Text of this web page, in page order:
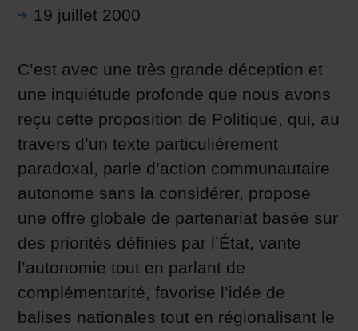
19 juillet 2000
C’est avec une très grande déception et
une inquiétude profonde que nous avons
reçu cette proposition de Politique, qui, au
travers d’un texte particulièrement
paradoxal, parle d’action communautaire
autonome sans la considérer, propose
une offre globale de partenariat basée sur
des priorités définies par l’État, vante
l’autonomie tout en parlant de
complémentarité, favorise l’idée de
balises nationales tout en régionalisant le